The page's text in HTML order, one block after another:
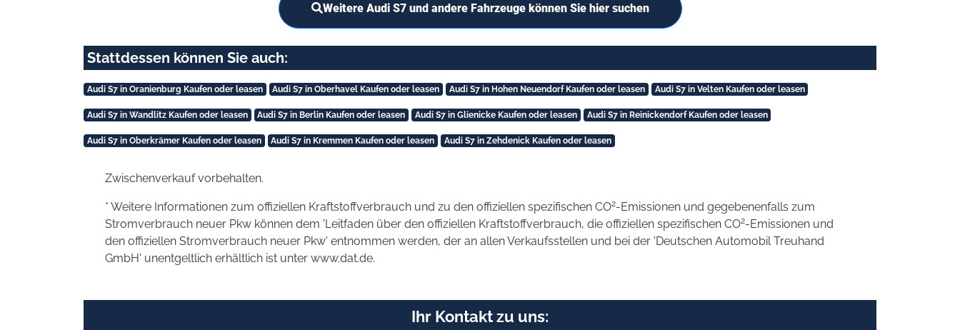
Weitere Audi S7 und andere Fahrzeuge können Sie hier suchen
Stattdessen können Sie auch:
Audi S7 in Oranienburg Kaufen oder leasen Audi S7 in Oberhavel Kaufen oder leasen Audi S7 in Hohen Neuendorf Kaufen oder leasen Audi S7 in Velten Kaufen oder leasen
Audi S7 in Wandlitz Kaufen oder leasen Audi S7 in Berlin Kaufen oder leasen Audi S7 in Glienicke Kaufen oder leasen Audi S7 in Reinickendorf Kaufen oder leasen
Audi S7 in Oberkrämer Kaufen oder leasen Audi S7 in Kremmen Kaufen oder leasen Audi S7 in Zehdenick Kaufen oder leasen
Zwischenverkauf vorbehalten.
* Weitere Informationen zum offiziellen Kraftstoffverbrauch und zu den offiziellen spezifischen CO2-Emissionen und gegebenenfalls zum
Stromverbrauch neuer Pkw können dem 'Leitfaden über den offiziellen Kraftstoffverbrauch, die offiziellen spezifischen CO2-Emissionen und
den offiziellen Stromverbrauch neuer Pkw' entnommen werden, der an allen Verkaufsstellen und bei der 'Deutschen Automobil Treuhand
GmbH' unentgeltlich erhältlich ist unter www.dat.de.
Ihr Kontakt zu uns: